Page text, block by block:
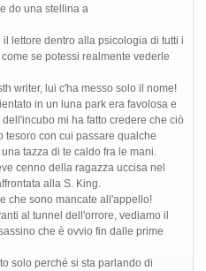
do una stellina a
lettore dentro alla psicologia di tutti i
se potessi realmente vederle
writer, lui c'ha messo solo il nome!
in un luna park era favolosa e
mi ha fatto credere che ciò
tesoro con cui passare qualche
tazza di te caldo fra le mani.
cenno della ragazza uccisa nel
alla S. King.
che sono mancate all'appello!
al tunnel dell'orrore, vediamo il
che è ovvio fin dalle prime
solo perché si sta parlando di